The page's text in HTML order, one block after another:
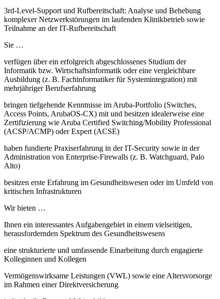
3rd-Level-Support und Rufbereitschaft: Analyse und Behebung
komplexer Netzwerkstörungen im laufenden Klinikbetrieb sowie
Teilnahme an der IT-Rufbereitschaft
Sie …
verfügen über ein erfolgreich abgeschlossenes Studium der
Informatik bzw. Wirtschaftsinformatik oder eine vergleichbare
Ausbildung (z. B. Fachinformatiker für Systemintegration) mit
mehrjähriger Berufserfahrung
bringen tiefgehende Kenntnisse im Aruba-Portfolio (Switches,
Access Points, ArubaOS-CX) mit und besitzen idealerweise eine
Zertifizierung wie Aruba Certified Switching/Mobility Professional
(ACSP/ACMP) oder Expert (ACSE)
haben fundierte Praxiserfahrung in der IT-Security sowie in der
Administration von Enterprise-Firewalls (z. B. Watchguard, Palo
Alto)
besitzen erste Erfahrung im Gesundheitswesen oder im Umfeld von
kritischen Infrastrukturen
Wir bieten …
Ihnen ein interessantes Aufgabengebiet in einem vielseitigen,
herausfordernden Spektrum des Gesundheitswesens
eine strukturierte und umfassende Einarbeitung durch engagierte
Kolleginnen und Kollegen
Vermögenswirksame Leistungen (VWL) sowie eine Altersvorsorge
im Rahmen einer Direktversicherung